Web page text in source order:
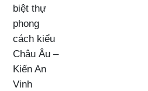
biệt thự
phong
cách kiểu
Châu Âu –
Kiến An
Vinh